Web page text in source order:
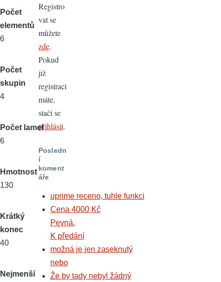
Počet
elementů
6
Počet
skupin
4
Počet lamel
6
Hmotnost
130
Krátký
konec
40
Nejmenší
Registro
vat se
můžete
zde.
Pokud
již
registraci
máte,
stačí se
přihlásit.
Posledn
í
koment
áře
uprime receno, tuhle funkci
Cena 4000 Kč
Pevná.
K předání
možná je jen zaseknutý
nebo
Že by tady nebyl žádný